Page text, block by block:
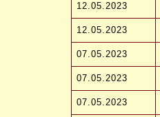
12.05.2023
12.05.2023
07.05.2023
07.05.2023
07.05.2023